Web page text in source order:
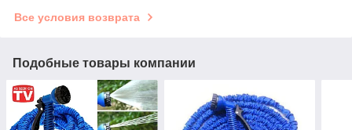
Все условия возврата
Подобные товары компании